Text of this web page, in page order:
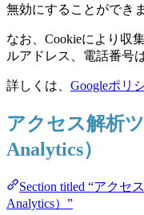
無効にすることができま
なお、Cookieにより収
ルアドレス、電話番号
詳しくは、 Googleポリ
アクセス解析
Analytics）
Section titled “アクセ
Analytics）”